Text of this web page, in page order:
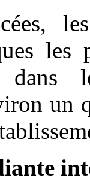
les
un